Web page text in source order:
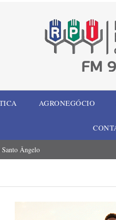
AGRONEGÓCIO
Santo Ângelo